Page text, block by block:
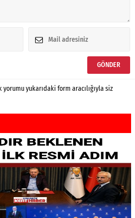
yorumu yukarıdaki form aracılığıyla siz